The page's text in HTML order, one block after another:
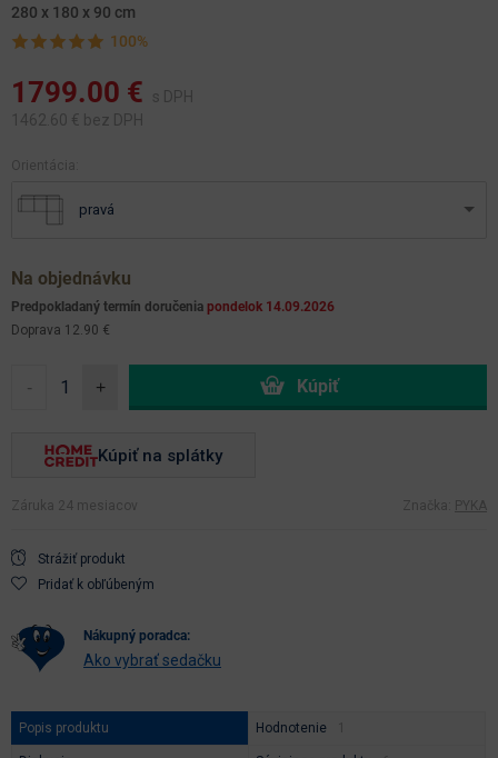
280 x 180 x 90 cm
100%
1799.00 €
s DPH
1462.60 € bez DPH
Orientácia:
pravá
Na objednávku
Predpokladaný termín doručenia pondelok 14.09.2026
Doprava 12.90 €
- +
Kúpiť na splátky
Záruka 24 mesiacov Značka: PYKA
Strážiť produkt
Pridať k obľúbeným
nákupný poradca:
Ako vybrať sedačku
Popis produktu Hodnotenie